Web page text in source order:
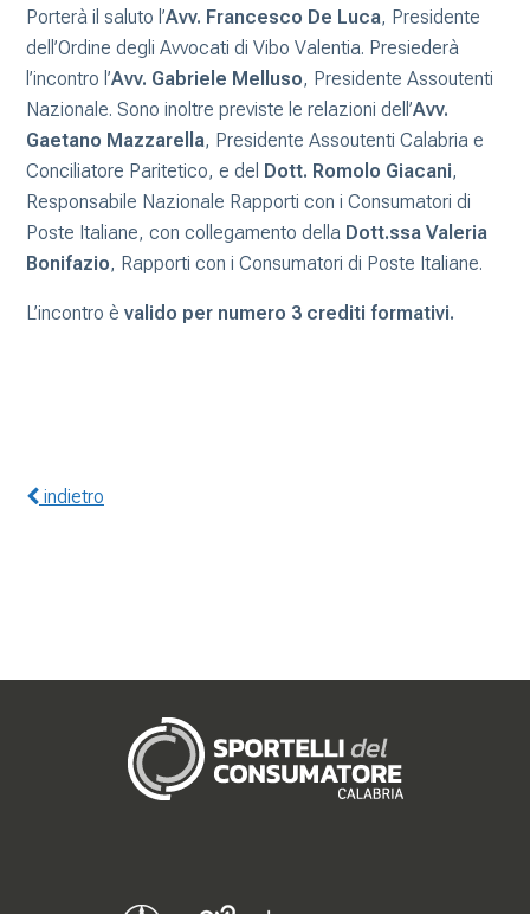
Porterà il saluto l’Avv. Francesco De Luca, Presidente
dell’Ordine degli Avvocati di Vibo Valentia. Presiederà
l’incontro l’Avv. Gabriele Melluso, Presidente Assoutenti
Nazionale. Sono inoltre previste le relazioni dell’Avv.
Gaetano Mazzarella, Presidente Assoutenti Calabria e
Conciliatore Paritetico, e del Dott. Romolo Giacani,
Responsabile Nazionale Rapporti con i Consumatori di
Poste Italiane, con collegamento della Dott.ssa Valeria
Bonifazio, Rapporti con i Consumatori di Poste Italiane.
L’incontro è valido per numero 3 crediti formativi.
indietro